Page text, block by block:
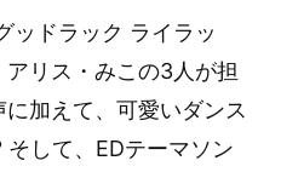
ッドラック ライラッ
リス・みこの3人が担
加えて、可愛いダンス
そして、EDテーマソン